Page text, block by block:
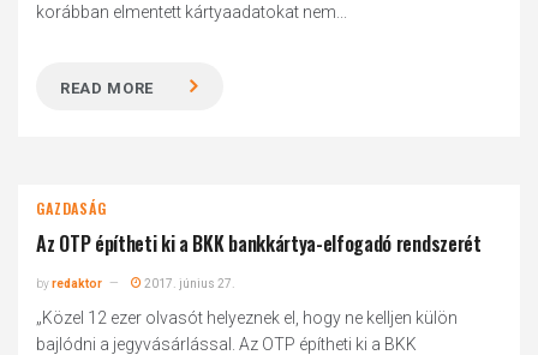
korábban elmentett kártyaadatokat nem...
READ MORE
GAZDASÁG
Az OTP építheti ki a BKK bankkártya-elfogadó rendszerét
byredaktor 2017. június 27.
„Közel 12 ezer olvasót helyeznek el, hogy ne kelljen külön
bajlódni a jegyvásárlással. Az OTP építheti ki a BKK